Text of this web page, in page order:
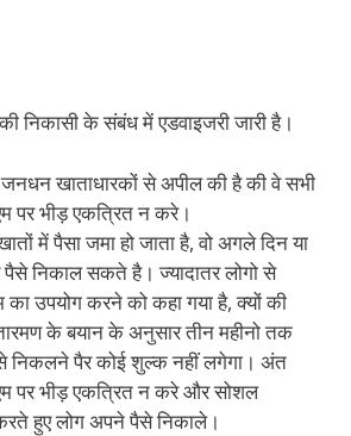
निकासी के संबंध में एडवाइजरी जारी है।
जनधन खाताधारकों से अपील की है की वे सभी
पर भीड़ एकत्रित न करे।
में पैसा जमा हो जाता है, वो अगले दिन या
निकाल सकते है। ज्यादातर लोगो से
उपयोग करने को कहा गया है, क्यों की
के बयान के अनुसार तीन महीनो तक
निकलने पैर कोई शुल्क नहीं लगेगा। अंत
पर भीड़ एकत्रित न करे और सोशल
हुए लोग अपने पैसे निकाले।